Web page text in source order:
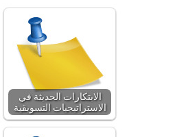
الابتكارات الحديثة في
الاستراتيجيات التسويقية